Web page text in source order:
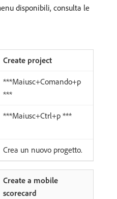
disponibili, consulta le
Create project
***Maiusc+Comando+p
***
***Maiusc+Ctrl+p ***
Crea un nuovo progetto.
Create a mobile
scorecard